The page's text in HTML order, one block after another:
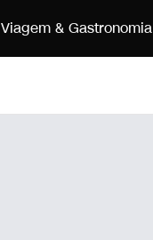
Viagem & Gastronomia